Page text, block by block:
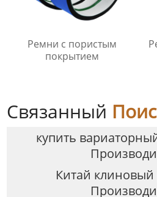
Ремни с пористым
покрытием
Связанный
купить
Китай